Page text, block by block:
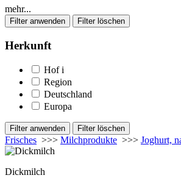
mehr...
Herkunft
Hof i
Region
Deutschland
Europa
Frisches >>> Milchprodukte >>> Joghurt,
Dickmilch